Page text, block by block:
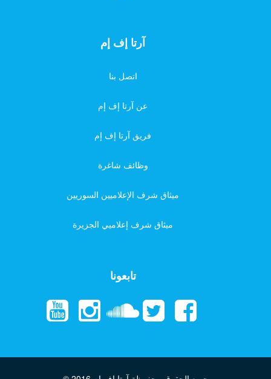
آرتا إف إم
اتصل بنا
عن آرتا إف إم
فريق آرتا إف إم
وظائف شاغرة
ميثاق شرف الإعلاميين السوريين
ميثاق شرف إعلاميي الجزيرة
تابعونا